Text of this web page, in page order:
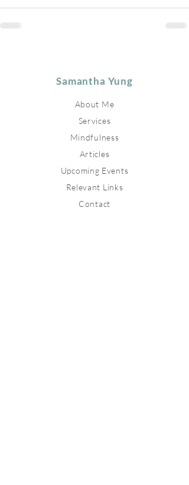
Samantha Yung
About Me
Services
Mindfulness
Articles
Upcoming Events
Relevant Links
Contact